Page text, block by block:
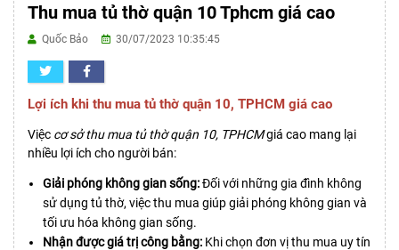
Thu mua tủ thờ quận 10 Tphcm giá cao
Quốc Bảo 30/07/2023 10:35:45
Lợi ích khi thu mua tủ thờ quận 10, TPHCM giá cao
Việc cơ sở thu mua tủ thờ quận 10, TPHCMgiá cao mang lại
nhiều lợi ích cho người bán:
Giải phóng không gian sống:Đối với những gia đình không
sử dụng tủ thờ, việc thu mua giúp giải phóng không gian và
tối ưu hóa không gian sống.
Nhận được giá trị công bằng: Khi chọn đơn vị thu mua uy tín